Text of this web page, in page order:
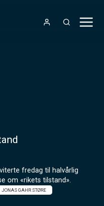
fredag til halvårlig
om «rikets tilstand».
JONAS GAHR STØRE